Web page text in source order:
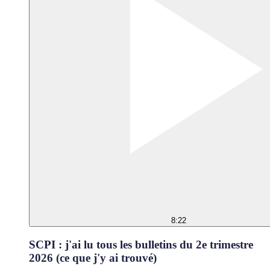
8:22
SCPI : j'ai lu tous les bulletins du 2e trimestre
2026 (ce que j'y ai trouvé)